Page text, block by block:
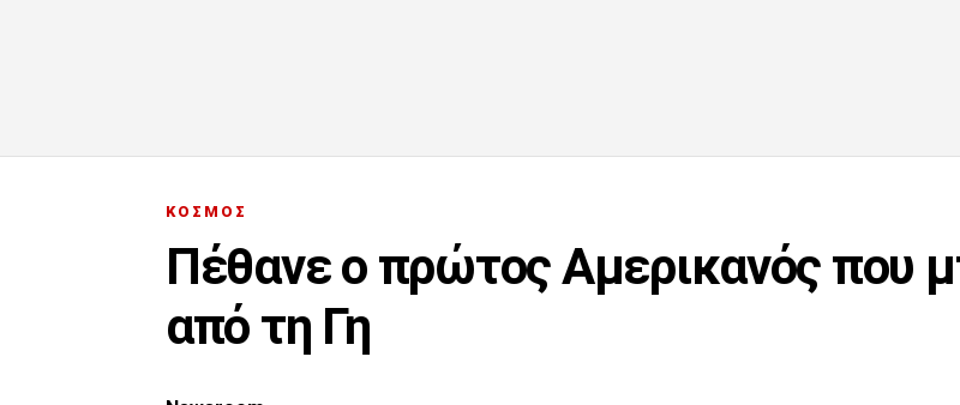
ΚΟΣΜΟΣ
Πέθανε ο πρώτος Αμερικανός που
από τη Γη